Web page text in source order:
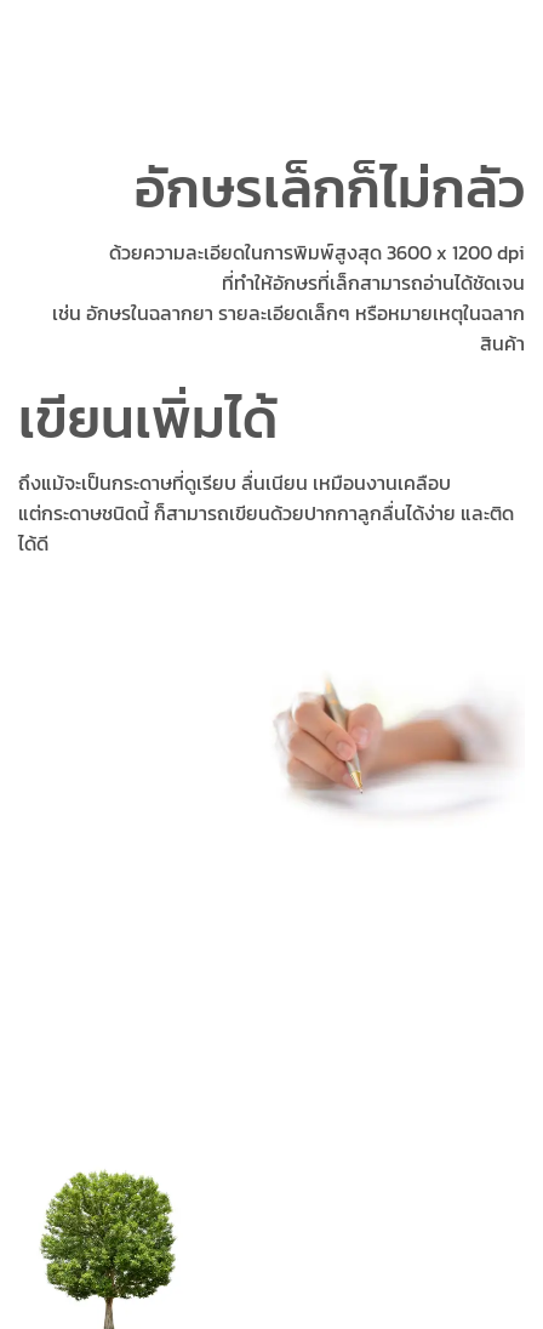
อักษรเล็กก็ไม่กลัว
ด้วยความละเอียดในการพิมพ์สูงสุด 3600 x 1200 dpi
ที่ทำให้อักษรที่เล็กสามารถอ่านได้ชัดเจน
เช่น อักษรในฉลากยา รายละเอียดเล็กๆ หรือหมายเหตุในฉลาก
สินค้า
เขียนเพิ่มได้
ถึงแม้จะเป็นกระดาษที่ดูเรียบ ลื่นเนียน เหมือนงานเคลือบ
แต่กระดาษชนิดนี้ ก็สามารถเขียนด้วยปากกาลูกลื่นได้ง่าย และติด
ได้ดี